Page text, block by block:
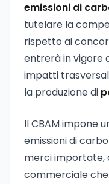
emissioni di
tutelare la
rispetto ai
entrerà in vigore
impatti
la produzione di
Il CBAM impone
emissioni di
merci importate,
commerciale